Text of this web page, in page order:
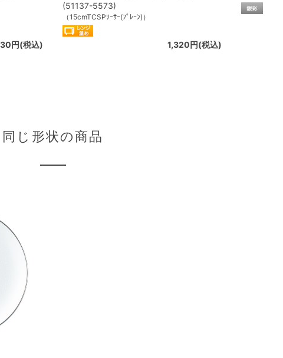
円(税込)
(51137-5573)
（15cmTCSPｿｰｻｰ(ﾌﾟﾚｰﾝ)）
1,320円(税込)
同じ形状の商品